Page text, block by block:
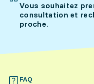
Vous souhaitez
consultation et
proche.
FAQ